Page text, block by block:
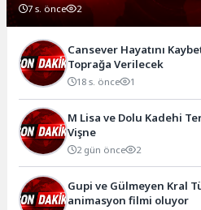
7 s. önce 2
Cansever Hayatını
Toprağa Verilecek
18 s. önce 1
M Lisa ve Dolu Kadehi
Vişne
2 gün önce 2
Gupi ve Gülmeyen Kral
animasyon filmi oluyor